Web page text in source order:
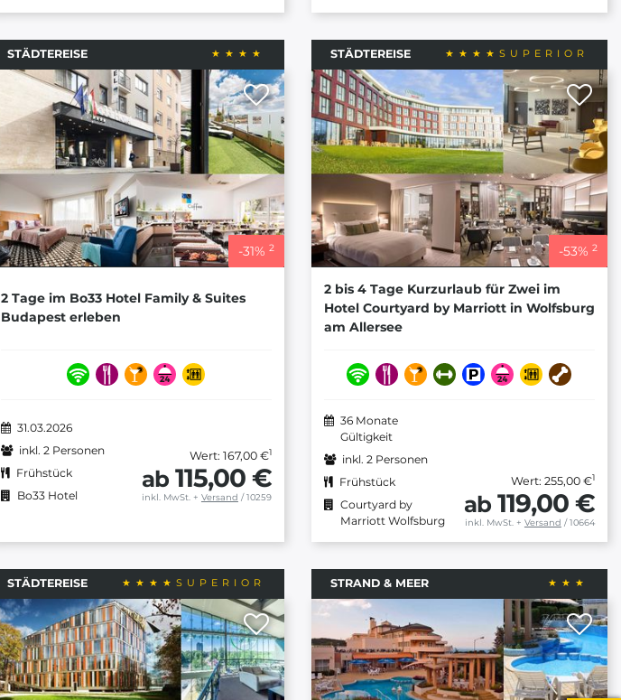
STÄDTEREISE
-31% 2
2 Tage im Bo33 Hotel Family & Suites
Budapest erleben
31.03.2026
inkl. 2 Personen
Frühstück
Bo33 Hotel
Wert: 167,00 €1
ab 115,00 €
inkl. MwSt. + Versand / 10259
STÄDTEREISE
-53% 2
2 bis 4 Tage Kurzurlaub für Zwei im
Hotel Courtyard by Marriott in Wolfsburg
am Allersee
36 Monate
Gültigkeit
inkl. 2 Personen
Frühstück
Courtyard by
Marriott Wolfsburg
Wert: 255,00 €1
ab 119,00 €
inkl. MwSt. + Versand / 10664
STÄDTEREISE STRAND & MEER